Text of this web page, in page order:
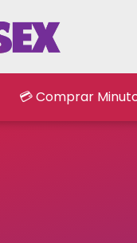
💳 Comprar